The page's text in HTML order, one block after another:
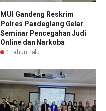
MUI Gandeng Reskrim
Polres Pandeglang Gelar
Seminar Pencegahan Judi
Online dan Narkoba
1 tahun lalu